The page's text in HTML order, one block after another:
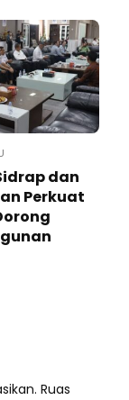
dan
Perkuat
Ruas